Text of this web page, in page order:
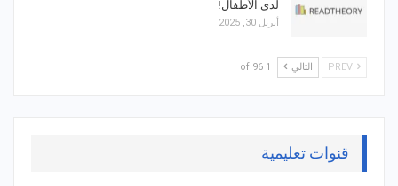
لدى الأطفال!
أبريل 30, 2025
التالي 1 of 96
قنوات تعليمية